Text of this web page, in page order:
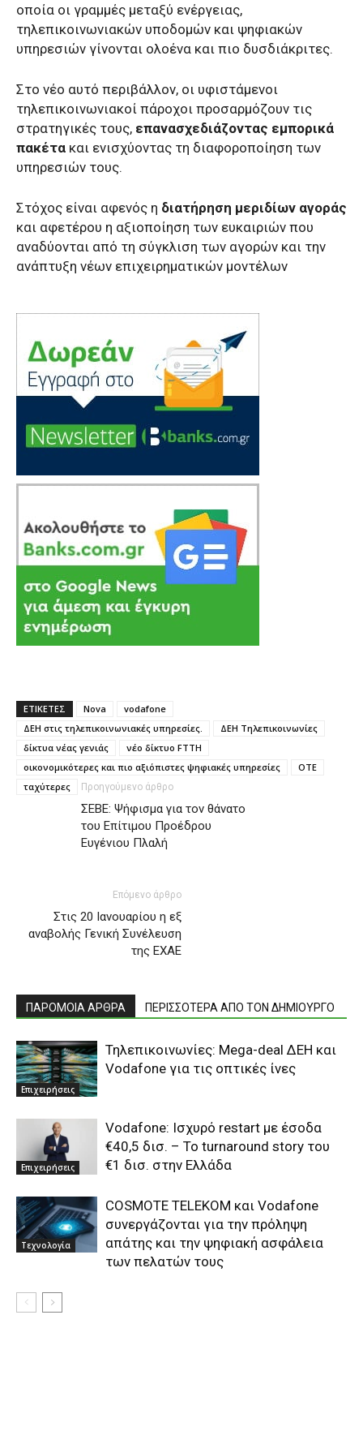
οποία οι γραμμές μεταξύ ενέργειας,
τηλεπικοινωνιακών υποδομών και ψηφιακών
υπηρεσιών γίνονται ολοένα και πιο δυσδιάκριτες.
Στο νέο αυτό περιβάλλον, οι υφιστάμενοι
τηλεπικοινωνιακοί πάροχοι προσαρμόζουν τις
στρατηγικές τους, επανασχεδιάζοντας εμπορικά
πακέτα και ενισχύοντας τη διαφοροποίηση των
υπηρεσιών τους.
Στόχος είναι αφενός η διατήρηση μεριδίων αγοράς
και αφετέρου η αξιοποίηση των ευκαιριών που
αναδύονται από τη σύγκλιση των αγορών και την
ανάπτυξη νέων επιχειρηματικών μοντέλων
ΕΤΙΚΕΤΕΣ Nova
vodafone
ΔΕΗ στις τηλεπικοινωνιακές υπηρεσίες.
ΔΕΗ Τηλεπικοινωνίες
δίκτυα νέας γενιάς
νέο δίκτυο FTTH
οικονομικότερες και πιο αξιόπιστες ψηφιακές υπηρεσίες
ΟΤΕ
ταχύτερες
Προηγούμενο άρθρο
ΣΕΒΕ: Ψήφισμα για τον θάνατο
του Επίτιμου Προέδρου
Eυγένιου Πλαλή
Επόμενο άρθρο
Στις 20 Ιανουαρίου η εξ
αναβολής Γενική Συνέλευση
της ΕΧΑΕ
ΠΑΡΟΜΟΙΑ ΑΡΘΡΑ ΠΕΡΙΣΣΟΤΕΡΑ ΑΠΟ ΤΟΝ ΔΗΜΙΟΥΡΓΟ
Επιχειρήσεις
Τηλεπικοινωνίες: Mega-deal ΔΕΗ και
Vodafone για τις οπτικές ίνες
Επιχειρήσεις
Vodafone: Ισχυρό restart με έσοδα
€40,5 δισ. – Το turnaround story του
€1 δισ. στην Ελλάδα
Τεχνολογία
COSMOTE TELEKOM και Vodafone
συνεργάζονται για την πρόληψη
απάτης και την ψηφιακή ασφάλεια
των πελατών τους